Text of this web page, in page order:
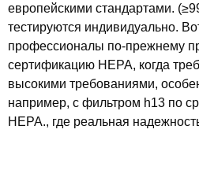
европейскими стандартами.
тестируются индивидуально.
профессионалы по-прежнему
сертификацию HEPA, когда
высокими требованиями,
например, с фильтром h13 по
HEPA., где реальная